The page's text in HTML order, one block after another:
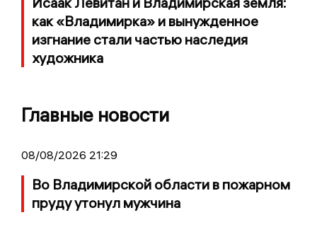
как «Владимирка» и вынужденное
изгнание стали частью наследия
художника
Главные новости
08/08/2026 21:29
Во Владимирской области в пожарном
пруду утонул мужчина